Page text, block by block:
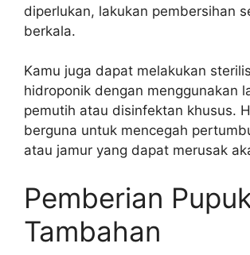
diperlukan, lakukan pembersihan
berkala.
Kamu juga dapat melakukan
hidroponik dengan menggunakan
pemutih atau disinfektan khusus.
berguna untuk mencegah
atau jamur yang dapat merusak
Pemberian
Tambahan